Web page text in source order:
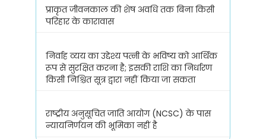
प्राकृत जीवनकाल की शेष अवधि तक बिना किसी
परिहार के कारावास
निर्वाह व्यय का उद्देश्य पत्नी के भविष्य को आर्थिक
रूप से सुरक्षित करना है; इसकी राशि का निर्धारण
किसी निश्चित सूत्र द्वारा नहीं किया जा सकता
राष्ट्रीय अनुसूचित जाति आयोग (NCSC) के पास
न्यायनिर्णयन की भूमिका नहीं है